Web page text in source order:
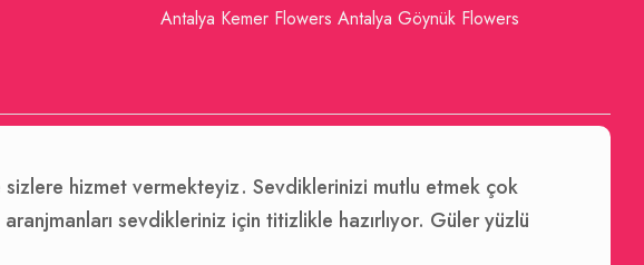
Antalya Kemer Flowers Antalya Göynük Flowers
hizmet vermekteyiz. Sevdiklerinizi mutlu etmek çok
sevdikleriniz için titizlikle hazırlıyor. Güler yüzlü